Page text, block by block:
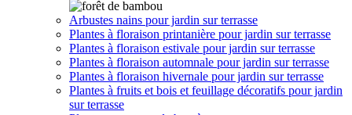
Arbustes nains pour jardin sur terrasse
Plantes à floraison printanière pour jardin sur terrasse
Plantes à floraison estivale pour jardin sur terrasse
Plantes à floraison automnale pour jardin sur terrasse
Plantes à floraison hivernale pour jardin sur terrasse
Plantes à fruits et bois et feuillage décoratifs pour jardin
sur terrasse